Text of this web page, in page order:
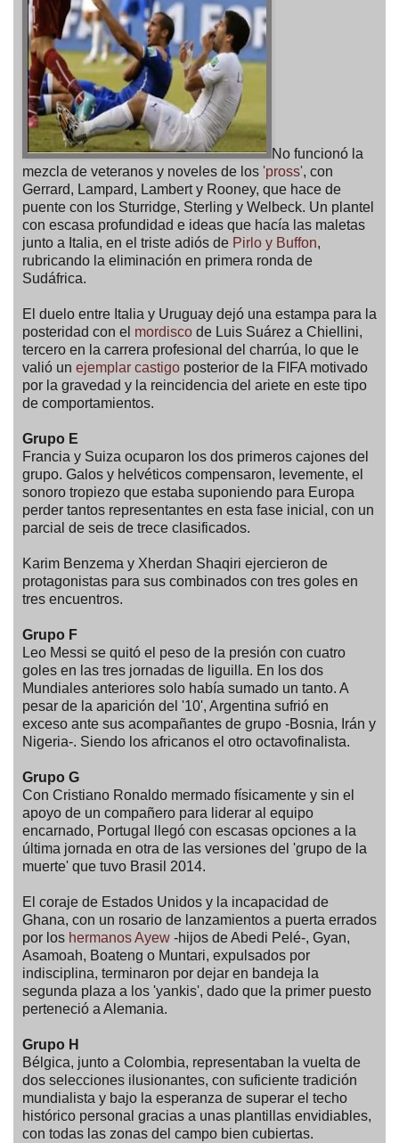
No funcionó la
mezcla de veteranos y noveles de los 'pross', con
Gerrard, Lampard, Lambert y Rooney, que hace de
puente con los Sturridge, Sterling y Welbeck. Un plantel
con escasa profundidad e ideas que hacía las maletas
junto a Italia, en el triste adiós de Pirlo y Buffon,
rubricando la eliminación en primera ronda de
Sudáfrica.
El duelo entre Italia y Uruguay dejó una estampa para la
posteridad con el mordisco de Luis Suárez a Chiellini,
tercero en la carrera profesional del charrúa, lo que le
valió un ejemplar castigo posterior de la FIFA motivado
por la gravedad y la reincidencia del ariete en este tipo
de comportamientos.
Grupo E
Francia y Suiza ocuparon los dos primeros cajones del
grupo. Galos y helvéticos compensaron, levemente, el
sonoro tropiezo que estaba suponiendo para Europa
perder tantos representantes en esta fase inicial, con un
parcial de seis de trece clasificados.
Karim Benzema y Xherdan Shaqiri ejercieron de
protagonistas para sus combinados con tres goles en
tres encuentros.
Grupo F
Leo Messi se quitó el peso de la presión con cuatro
goles en las tres jornadas de liguilla. En los dos
Mundiales anteriores solo había sumado un tanto. A
pesar de la aparición del '10', Argentina sufrió en
exceso ante sus acompañantes de grupo -Bosnia, Irán y
Nigeria-. Siendo los africanos el otro octavofinalista.
Grupo G
Con Cristiano Ronaldo mermado físicamente y sin el
apoyo de un compañero para liderar al equipo
encarnado, Portugal llegó con escasas opciones a la
última jornada en otra de las versiones del 'grupo de la
muerte' que tuvo Brasil 2014.
El coraje de Estados Unidos y la incapacidad de
Ghana, con un rosario de lanzamientos a puerta errados
por los hermanos Ayew -hijos de Abedi Pelé-, Gyan,
Asamoah, Boateng o Muntari, expulsados por
indisciplina, terminaron por dejar en bandeja la
segunda plaza a los 'yankis', dado que la primer puesto
perteneció a Alemania.
Grupo H
Bélgica, junto a Colombia, representaban la vuelta de
dos selecciones ilusionantes, con suficiente tradición
mundialista y bajo la esperanza de superar el techo
histórico personal gracias a unas plantillas envidiables,
con todas las zonas del campo bien cubiertas.